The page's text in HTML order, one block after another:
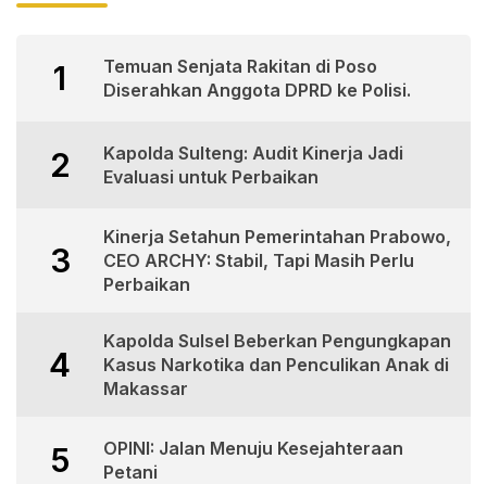
1
Temuan Senjata Rakitan di Poso
Diserahkan Anggota DPRD ke Polisi.
2
Kapolda Sulteng: Audit Kinerja Jadi
Evaluasi untuk Perbaikan
3
Kinerja Setahun Pemerintahan Prabowo,
CEO ARCHY: Stabil, Tapi Masih Perlu
Perbaikan
4
Kapolda Sulsel Beberkan Pengungkapan
Kasus Narkotika dan Penculikan Anak di
Makassar
5
OPINI: Jalan Menuju Kesejahteraan
Petani